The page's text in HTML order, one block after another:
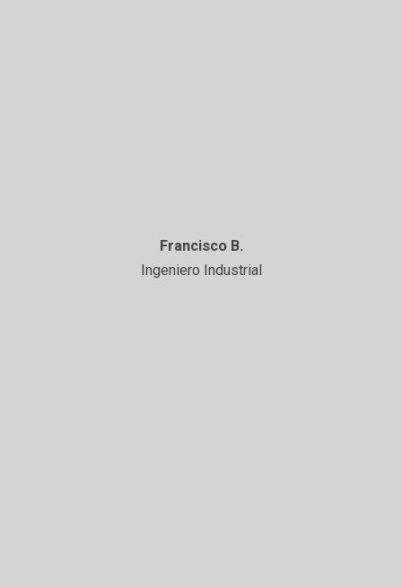
Francisco B.
Ingeniero Industrial